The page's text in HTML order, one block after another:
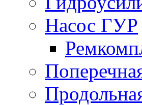
Насос ГУР